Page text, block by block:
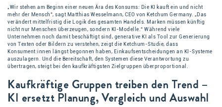
„Wir stehen am Beginn einer neuen Ära des Konsums: Die KI kauft ein und nicht
mehr der Mensch“, sagt Matthias Wesselmann, CEO von Ketchum Germany. „Das
verändert mittelfristig die Logik des gesamten Handels. Marken müssen künftig
nicht nur Menschen überzeugen, sondern KI-Modelle.“ Während viele
Unternehmen noch damit beschäftigt sind, generative KI als Tool zur Generierung
von Texten oder Bildern zu verstehen, zeigt die Ketchum-Studie, dass
Konsument:innen längst begonnen haben, Einkaufsentscheidungen an KI-Systeme
auszulagern. Und die Bereitschaft, den Systemen diese Verantwortung zu
übertragen, steigt bei den kaufkräftigsten Zielgruppen überproportional.
Kaufkräftige Gruppen treiben den Trend –
KI ersetzt Planung, Vergleich und Auswahl